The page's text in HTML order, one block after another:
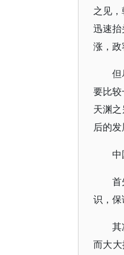
之见
迅速
涨，政
但
要比
天渊
后的发
中
首
识，保
其
而大